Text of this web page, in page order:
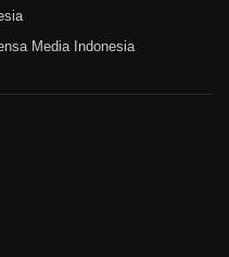
Media Indonesia